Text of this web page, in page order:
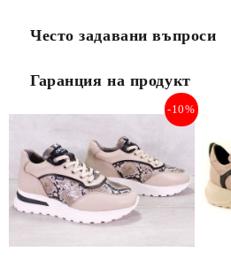
Често задавани въпроси
Гаранция на продукт
-10%